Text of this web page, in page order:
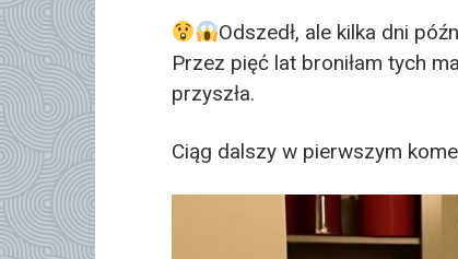
Odszedł, ale kilka dni
Przez pięć lat broniłam tych
przyszła.
Ciąg dalszy w pierwszym